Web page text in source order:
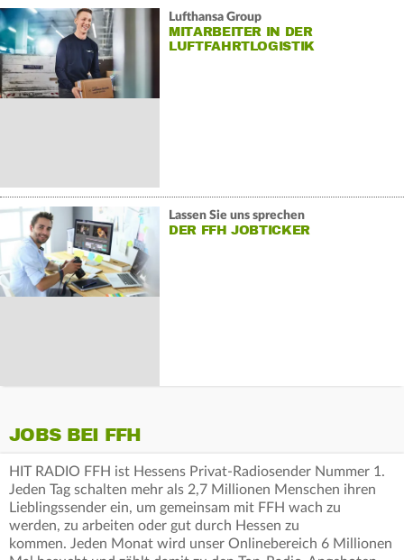
Lufthansa Group
MITARBEITER IN DER
LUFTFAHRTLOGISTIK
Lassen Sie uns sprechen
DER FFH JOBTICKER
JOBS BEI FFH
HIT RADIO FFH ist Hessens Privat-Radiosender Nummer 1.
Jeden Tag schalten mehr als 2,7 Millionen Menschen ihren
Lieblingssender ein, um gemeinsam mit FFH wach zu
werden, zu arbeiten oder gut durch Hessen zu
kommen. Jeden Monat wird unser Onlinebereich 6 Millionen